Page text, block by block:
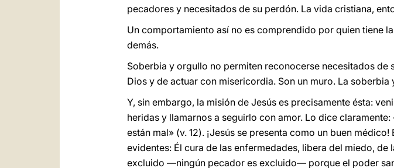
pecadores y necesitados de su perdón. La vida cristiana,
Un comportamiento así no es comprendido por quien tiene
demás.
Soberbia y orgullo no permiten reconocerse necesitados
Dios y de actuar con misericordia. Son un muro. La
Y, sin embargo, la misión de Jesús es precisamente ésta:
heridas y llamarnos a seguirlo con amor. Lo dice
están mal» (v. 12). ¡Jesús se presenta como un buen
evidentes: Él cura de las enfermedades, libera del miedo,
excluido —ningún pecador es excluido— porque el poder